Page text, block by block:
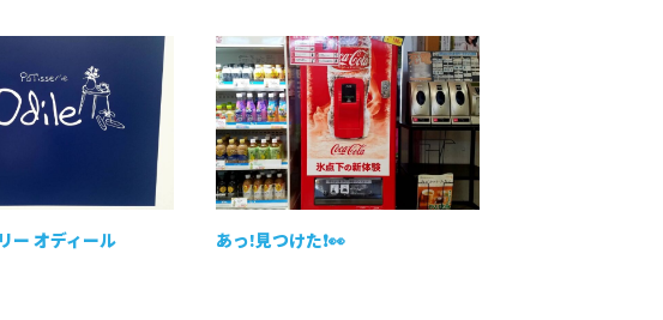
ー オディール あっ!見つけた❗👀